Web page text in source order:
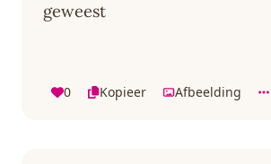
geweest
0 Kopieer Afbeelding